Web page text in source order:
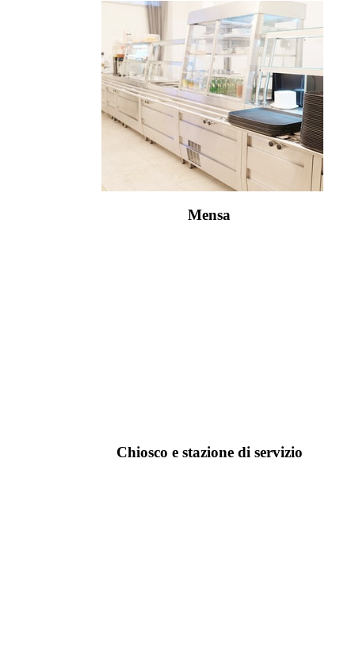
Mensa
Chiosco e stazione di servizio